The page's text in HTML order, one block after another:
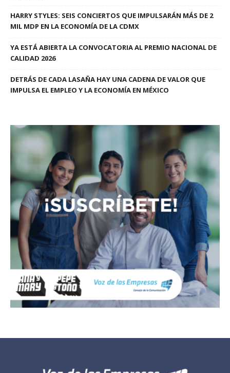
HARRY STYLES: SEIS CONCIERTOS QUE IMPULSARÁN MÁS DE 2
MIL MDP EN LA ECONOMÍA DE LA CDMX
YA ESTÁ ABIERTA LA CONVOCATORIA AL PREMIO NACIONAL DE
CALIDAD 2026
DETRÁS DE CADA LASAÑA HAY UNA CADENA DE VALOR QUE
IMPULSA EL EMPLEO Y LA ECONOMÍA EN MÉXICO